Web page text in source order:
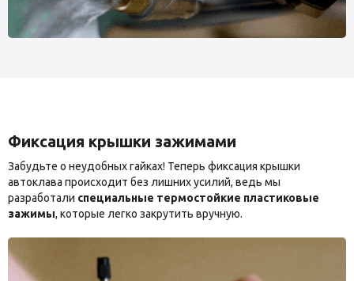
Фиксация крышки зажимами
Забудьте о неудобных гайках! Теперь фиксация крышки
автоклава происходит без лишних усилий, ведь мы
разработали специальные термостойкие пластиковые
зажимы, которые легко закрутить вручную.